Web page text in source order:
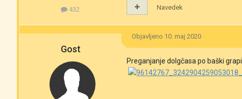
432 Navedek
Gost
Objavljeno 10. maj 2020
Preganjanje dolgčasa po baški grapi